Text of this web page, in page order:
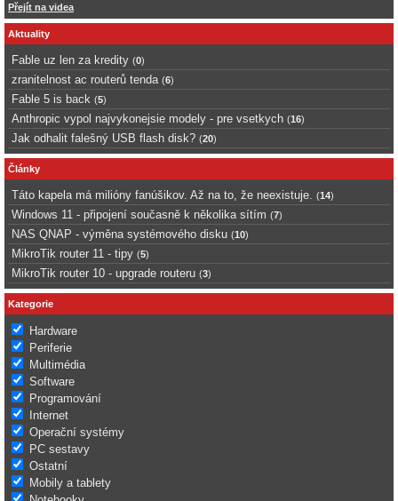
Přejít na videa
Aktuality
Fable uz len za kredity (0)
zranitelnost ac routerů tenda (6)
Fable 5 is back (5)
Anthropic vypol najvykonejsie modely - pre vsetkych (16)
Jak odhalit falešný USB flash disk? (20)
Články
Táto kapela má milióny fanúšikov. Až na to, že neexistuje. (14)
Windows 11 - připojení současně k několika sítím (7)
NAS QNAP - výměna systémového disku (10)
MikroTik router 11 - tipy (5)
MikroTik router 10 - upgrade routeru (3)
Kategorie
Hardware
Periferie
Multimédia
Software
Programování
Internet
Operační systémy
PC sestavy
Ostatní
Mobily a tablety